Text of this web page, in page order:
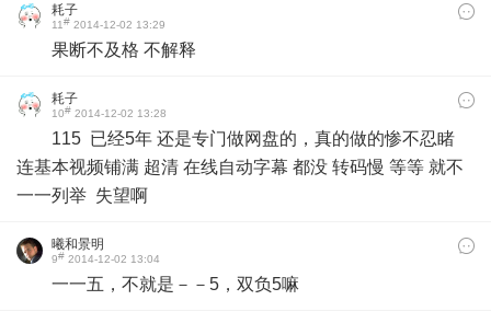
耗子
11# 2014-12-02 13:29
果断不及格 不解释
耗子
10# 2014-12-02 13:28
115 已经5年 还是专门做网盘的，真的做的惨不忍睹
连基本视频铺满 超清 在线自动字幕 都没 转码慢 等等 就不
一一列举 失望啊
曦和景明
9# 2014-12-02 13:04
一一五，不就是－－5，双负5嘛